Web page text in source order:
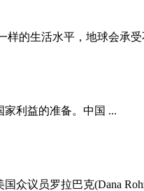
样的生活水平，地球会承
利益的准备。中国 ...
议员罗拉巴克(Dana